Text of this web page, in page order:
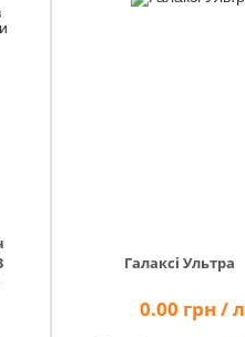
Галаксі Ультра
0.00 грн / л